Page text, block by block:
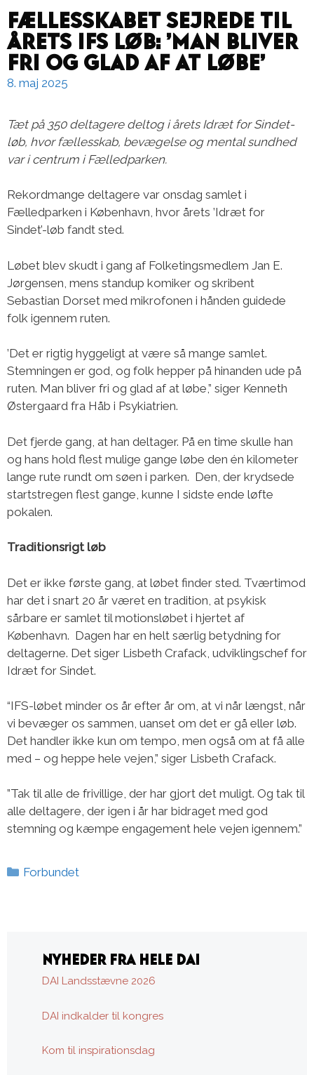
Fællesskabet sejrede til
årets IFS løb: ’Man bliver
fri og glad af at løbe’
8. maj 2025
Tæt på 350 deltagere deltog i årets Idræt for Sindet-
løb, hvor fællesskab, bevægelse og mental sundhed
var i centrum i Fælledparken.
Rekordmange deltagere var onsdag samlet i
Fælledparken i København, hvor årets ’Idræt for
Sindet’-løb fandt sted.
Løbet blev skudt i gang af Folketingsmedlem Jan E.
Jørgensen, mens standup komiker og skribent
Sebastian Dorset med mikrofonen i hånden guidede
folk igennem ruten.
’Det er rigtig hyggeligt at være så mange samlet.
Stemningen er god, og folk hepper på hinanden ude på
ruten. Man bliver fri og glad af at løbe,” siger Kenneth
Østergaard fra Håb i Psykiatrien.
Det fjerde gang, at han deltager. På en time skulle han
og hans hold flest mulige gange løbe den én kilometer
lange rute rundt om søen i parken. Den, der krydsede
startstregen flest gange, kunne I sidste ende løfte
pokalen.
Traditionsrigt løb
Det er ikke første gang, at løbet finder sted. Tværtimod
har det i snart 20 år været en tradition, at psykisk
sårbare er samlet til motionsløbet i hjertet af
København. Dagen har en helt særlig betydning for
deltagerne. Det siger Lisbeth Crafack, udviklingschef for
Idræt for Sindet.
“IFS-løbet minder os år efter år om, at vi når længst, når
vi bevæger os sammen, uanset om det er gå eller løb.
Det handler ikke kun om tempo, men også om at få alle
med – og heppe hele vejen,” siger Lisbeth Crafack.
”Tak til alle de frivillige, der har gjort det muligt. Og tak til
alle deltagere, der igen i år har bidraget med god
stemning og kæmpe engagement hele vejen igennem.”
Kategorier
Forbundet
NYHEDER FRA HELE DAI
DAI Landsstævne 2026
DAI indkalder til kongres
Kom til inspirationsdag